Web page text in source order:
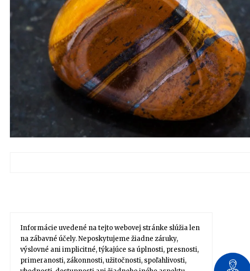
Informácie uvedené na tejto webovej stránke slúžia len
na zábavné účely. Neposkytujeme žiadne záruky,
výslovné ani implicitné, týkajúce sa úplnosti, presnosti,
primeranosti, zákonnosti, užitočnosti, spoľahlivosti,